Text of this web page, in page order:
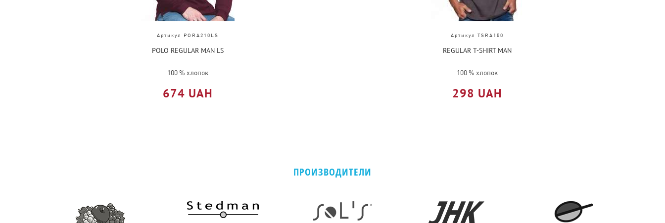
Артикул PORA210LS
POLO REGULAR MAN LS
100 % хлопок
674 UAH
Артикул TSRA150
REGULAR T-SHIRT MAN
100 % хлопок
298 UAH
ПРОИЗВОДИТЕЛИ